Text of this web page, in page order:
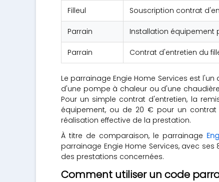
Filleul Souscription contrat
Parrain Installation équipement
Parrain Contrat d'entretien du
Le parrainage Engie Home Services est
d'une pompe à chaleur ou d'une
Pour un simple contrat d'entretien, la
équipement, ou de 20 € pour un
réalisation effective de la prestation.
À titre de comparaison, le parrainage
parrainage Engie Home Services, avec
des prestations concernées.
Comment utiliser un code